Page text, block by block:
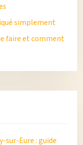
simplement
faire et comment
sur-Eure : guide